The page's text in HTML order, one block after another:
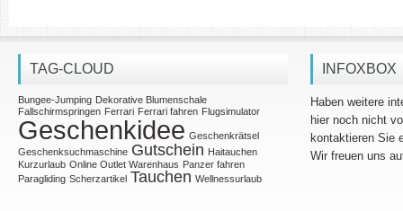
TAG-CLOUD
Bungee-Jumping Dekorative Blumenschale
Fallschirmspringen Ferrari Ferrari fahren Flugsimulator
Geschenkidee Geschenkrätsel
Geschenksuchmaschine Gutschein Haitauchen
Kurzurlaub Online Outlet Warenhaus Panzer fahren
Paragliding Scherzartikel Tauchen Wellnessurlaub
INFOXBOX
Haben weitere
hier noch nicht
kontaktieren Sie
Wir freuen uns